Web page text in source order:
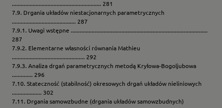
............................................................ 281
7.9. Drgania układów niestacjonarnych parametrycznych
........................................... 287
7.9.1. Uwagi wstępne ............................................................................................
287
7.9.2. Elementarne własności równania Mathieu
................................................. 292
7.9.3. Analiza drgań parametrycznych metodą Kryłowa-Bogoljubowa
.............. 296
7.10. Stateczność (stabilność) okresowych drgań układów nieliniowych
.................... 302
7.11. Drgania samowzbudne (drgania układów samowzbudnych)